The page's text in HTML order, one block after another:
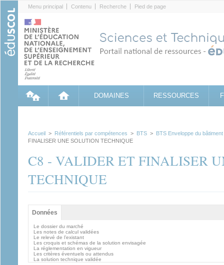
Menu principal Contenu Recherche Pied de page
DOMAINES RESSOURCES
Accueil > Référentiels par compétences > BTS > BTS Enveloppe du
FINALISER UNE SOLUTION TECHNIQUE
C8 - VALIDER ET FINALISER
TECHNIQUE
Groupe principal
Données
actif)
Le dossier du marché
Les notes de calcul validées
Le relevé de l’existant
Les croquis et schémas de la solution envisagée
La réglementation en vigueur
Les critères éventuels ou attendus
La solution technique validée